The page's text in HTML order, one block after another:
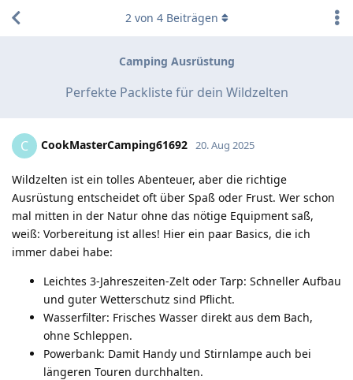
Camping Ausrüstung
Perfekte Packliste für dein Wildzelten
2von 4Beiträgen
C CookMasterCamping61692 20. Aug 2025
Wildzelten ist ein tolles Abenteuer, aber die richtige
Ausrüstung entscheidet oft über Spaß oder Frust. Wer schon
mal mitten in der Natur ohne das nötige Equipment saß,
weiß: Vorbereitung ist alles! Hier ein paar Basics, die ich
immer dabei habe:
Leichtes 3-Jahreszeiten-Zelt oder Tarp: Schneller Aufbau
und guter Wetterschutz sind Pflicht.
Wasserfilter: Frisches Wasser direkt aus dem Bach,
ohne Schleppen.
Powerbank: Damit Handy und Stirnlampe auch bei
längeren Touren durchhalten.